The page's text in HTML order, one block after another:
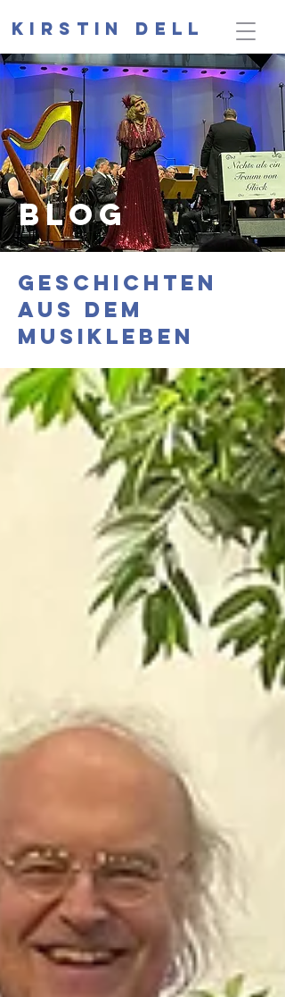
Kirstin Dell
Blog
Geschichten
aus dem
Musikleben